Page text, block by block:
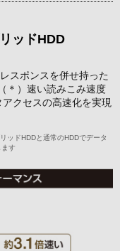
ッドHDD
スポンスを併せ持った
＊）速い読みこみ速度
クセスの高速化を実現
ッドHDDと通常のHDDでデータ
ます